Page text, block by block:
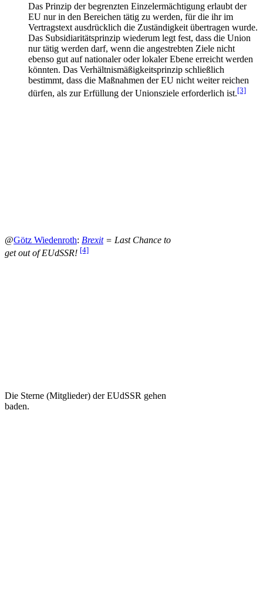
Das Prinzip der begrenzten Einzel­ermächtigung erlaubt der
EU nur in den Bereichen tätig zu werden, für die ihr im
Vertragstext ausdrücklich die Zuständigkeit übertragen wurde.
Das Subsidiaritäts­prinzip wiederum legt fest, dass die Union
nur tätig werden darf, wenn die angestrebten Ziele nicht
ebenso gut auf nationaler oder lokaler Ebene erreicht werden
könnten. Das Verhältnis­mäßigkeits­prinzip schließlich
bestimmt, dass die Maßnahmen der EU nicht weiter reichen
dürfen, als zur Erfüllung der Unionsziele erforderlich ist.[3]
@Götz Wiedenroth: Brexit= Last Chance to
get out of EUdSSR! [4]
Die Sterne (Mitglieder) der EUdSSR gehen
baden.